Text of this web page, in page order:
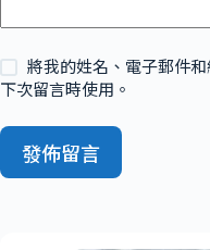
將我的姓名、電子郵件
下次留言時使用。
發佈留言